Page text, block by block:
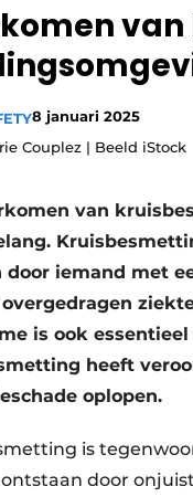
/ Cookie
aanmelden
8 januari 2025
Couplez | Beeld iStock
van
door iemand met
is ook
heeft
oplopen.
is
door